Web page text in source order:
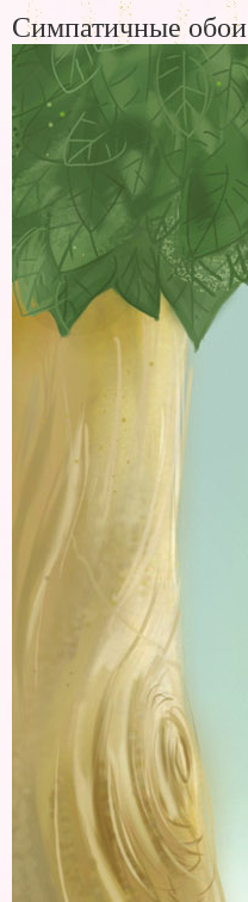
Симпатичные обои